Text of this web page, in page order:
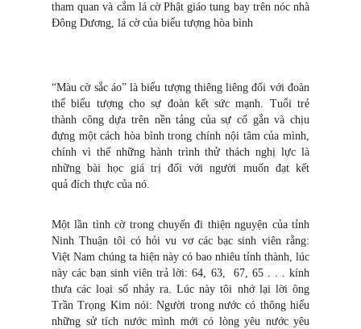
tham quan và cắm lá cờ Phật giáo tung bay trên nóc nhà
Đông Dương, lá cờ của biểu tượng hòa bình
“Màu cờ sắc áo” là biểu tượng thiêng liêng đối với đoàn
thể biểu tượng cho sự đoàn kết sức mạnh. Tuổi trẻ
thành công dựa trên nền tảng của sự cố gắn và chịu
đựng một cách hòa bình trong chính nội tâm của mình,
chính vì thế những hành trình thử thách nghị lực là
những bài học giá trị đối với người muốn đạt kết
quả đích thực của nó.
Một lần tình cờ trong chuyến đi thiện nguyện của tỉnh
Ninh Thuận tôi có hỏi vu vơ các bạc sinh viên rằng:
Việt Nam chúng ta hiện này có bao nhiêu tỉnh thành, lúc
này các bạn sinh viên trả lời: 64, 63, 67, 65 . . . kính
thưa các loại số nhảy ra. Lúc này tôi nhớ lại lời ông
Trần Trọng Kim nói: Người trong nước có thông hiểu
những sử tích nước mình mới có lòng yêu nước yêu